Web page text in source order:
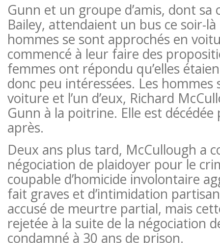
Gunn et un groupe d’amis, dont sa
Bailey, attendaient un bus ce soir-
hommes se sont approchés en
commencé à leur faire des
femmes ont répondu qu’elles
donc peu intéressées. Les hommes
voiture et l’un d’eux, Richard
Gunn à la poitrine. Elle est
après.
Deux ans plus tard, McCullough a
négociation de plaidoyer pour le
coupable d’homicide involontaire
fait graves et d’intimidation
accusé de meurtre partial, mais
rejetée à la suite de la négociation
condamné à 30 ans de prison.